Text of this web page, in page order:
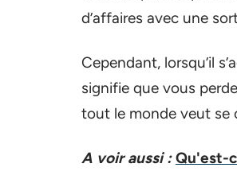
d’affaires avec une
Cependant, lorsqu’il
signifie que vous
tout le monde veut se
A voir aussi : Qu'est-